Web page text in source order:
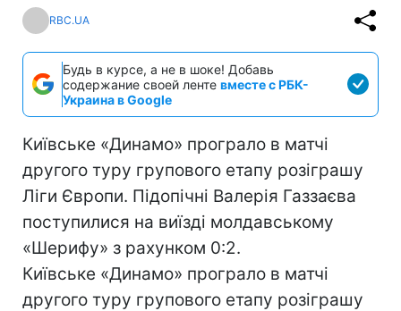
RBC.UA
Будь в курсе, а не в шоке! Добавь
содержание своей ленте вместе с РБК-
Украина в Google
Київське «Динамо» програло в матчі
другого туру групового етапу розіграшу
Ліги Європи. Підопічні Валерія Газзаєва
поступилися на виїзді молдавському
«Шерифу» з рахунком 0:2.
Київське «Динамо» програло в матчі
другого туру групового етапу розіграшу